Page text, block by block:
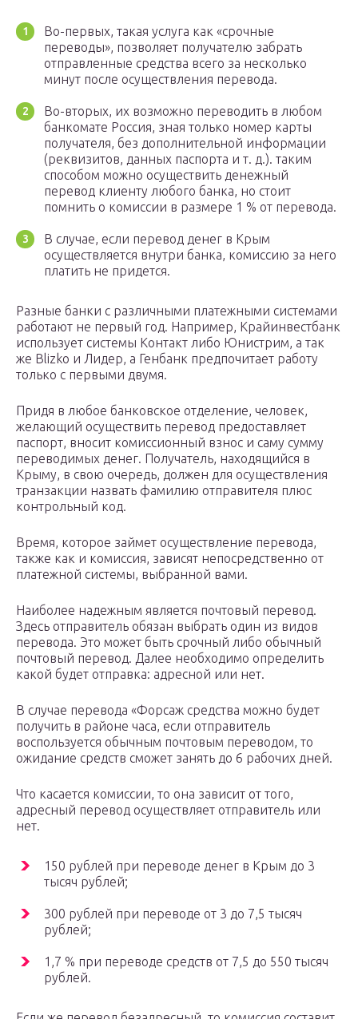
Во-первых, такая услуга как «срочные
переводы», позволяет получателю забрать
отправленные средства всего за несколько
минут после осуществления перевода.
Во-вторых, их возможно переводить в любом
банкомате Россия, зная только номер карты
получателя, без дополнительной информации
(реквизитов, данных паспорта и т. д.). таким
способом можно осуществить денежный
перевод клиенту любого банка, но стоит
помнить о комиссии в размере 1 % от перевода.
В случае, если перевод денег в Крым
осуществляется внутри банка, комиссию за него
платить не придется.
Разные банки с различными платежными системами
работают не первый год. Например, Крайинвестбанк
использует системы Контакт либо Юнистрим, а так
же Blizko и Лидер, а Генбанк предпочитает работу
только с первыми двумя.
Придя в любое банковское отделение, человек,
желающий осуществить перевод предоставляет
паспорт, вносит комиссионный взнос и саму сумму
переводимых денег. Получатель, находящийся в
Крыму, в свою очередь, должен для осуществления
транзакции назвать фамилию отправителя плюс
контрольный код.
Время, которое займет осуществление перевода,
также как и комиссия, зависят непосредственно от
платежной системы, выбранной вами.
Наиболее надежным является почтовый перевод.
Здесь отправитель обязан выбрать один из видов
перевода. Это может быть срочный либо обычный
почтовый перевод. Далее необходимо определить
какой будет отправка: адресной или нет.
В случае перевода «Форсаж средства можно будет
получить в районе часа, если отправитель
воспользуется обычным почтовым переводом, то
ожидание средств сможет занять до 6 рабочих дней.
Что касается комиссии, то она зависит от того,
адресный перевод осуществляет отправитель или
нет.
150 рублей при переводе денег в Крым до 3
тысяч рублей;
300 рублей при переводе от 3 до 7,5 тысяч
рублей;
1,7 % при переводе средств от 7,5 до 550 тысяч
рублей.